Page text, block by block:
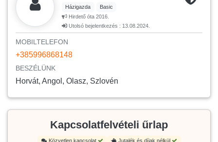
Házigazda
Basic
Hirdető óta 2016.
Utolsó bejelentkezés : 13.08.2024.
MOBILTELEFON
+385996868148
BESZÉLÜNK
Horvát, Angol, Olasz, Szlovén
Kapcsolatfelvételi űrlap
Közvetlen kapcsolat Jutalék és díjak nélkül